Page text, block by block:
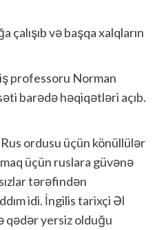
çalışıb və başqa xalqların
professoru Norman
barədə həqiqətləri açıb.
Rus ordusu üçün könüllülər
üçün ruslara güvənə
tərəfindən
idi. İngilis tarixçi Əl
qədər yersiz olduğu